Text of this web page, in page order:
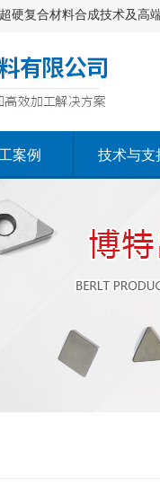
硬复合材料合成技术及高
案例
案例
技术与支
技术与支